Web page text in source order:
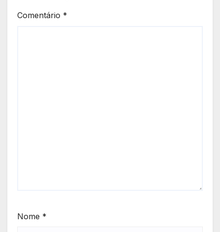
Comentário *
Nome *